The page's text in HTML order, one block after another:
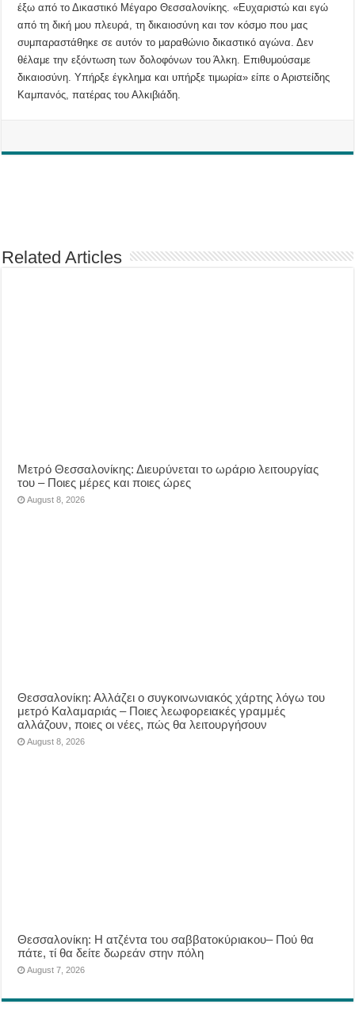
έξω από το Δικαστικό Μέγαρο Θεσσαλονίκης. «Ευχαριστώ και εγώ
από τη δική μου πλευρά, τη δικαιοσύνη και τον κόσμο που μας
συμπαραστάθηκε σε αυτόν το μαραθώνιο δικαστικό αγώνα. Δεν
θέλαμε την εξόντωση των δολοφόνων του Άλκη. Επιθυμούσαμε
δικαιοσύνη. Υπήρξε έγκλημα και υπήρξε τιμωρία» είπε ο Αριστείδης
Καμπανός, πατέρας του Αλκιβιάδη.
Related Articles
Μετρό Θεσσαλονίκης: Διευρύνεται το ωράριο λειτουργίας
του – Ποιες μέρες και ποιες ώρες
August 8, 2026
Θεσσαλονίκη: Αλλάζει ο συγκοινωνιακός χάρτης λόγω του
μετρό Καλαμαριάς – Ποιες λεωφορειακές γραμμές
αλλάζουν, ποιες οι νέες, πώς θα λειτουργήσουν
August 8, 2026
Θεσσαλονίκη: Η ατζέντα του σαββατοκύριακου– Πού θα
πάτε, τί θα δείτε δωρεάν στην πόλη
August 7, 2026